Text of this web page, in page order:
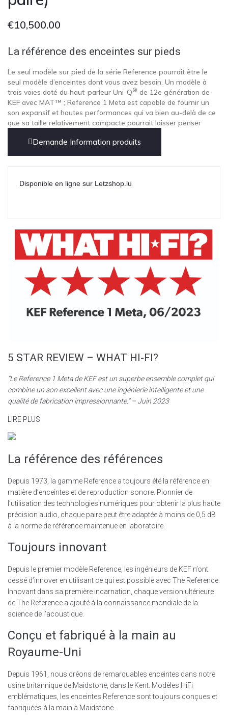
€10,500.00
La référence des enceintes sur pieds
Le seul modèle sur pied de la série Reference pourrait être le
seul modèle d’enceintes dont vous avez besoin. Un modèle à
trois voies doté du haut-parleur Uni-Q® de 12e génération de
KEF avec MAT™ ; Reference 1 Meta est capable de fournir un
son expansif et hautes performances qui va bien au-delà de ce
que sa taille relativement compacte pourrait laisser penser
Demande Information produits
Disponible en ligne sur Letzshop.lu
5 STAR REVIEW – WHAT HI-FI?
“Le Reference 1 Meta de KEF est un superbe ensemble complet qui
combine un son excellent avec une ingénierie intelligente et une
qualité de fabrication impressionnante.” – Juin 2023
LIRE PLUS
La référence des références
Depuis 1973, la gamme Reference a toujours été la référence en
matière d’enceintes et de reproduction sonore. Pionnier de
l’utilisation des technologies numériques pour obtenir la plus haute
précision audio, chaque paire peut être adaptée à moins de 0,5 dB
à la norme de référence maintenue en laboratoire.
Toujours innovant
Depuis le premier modèle Reference, les ingénieurs de KEF n’ont
cessé d’innover en utilisant ce qui est possible avec The Reference.
Innovant dans sa première incarnation, chaque version ultérieure
de The Reference a ajouté à la connaissance mondiale de la
science de l’acoustique.
Conçu et fabriqué à la main au
Royaume-Uni
Depuis 1961, nous créons de remarquables enceintes dans notre
usine britannique de Maidstone, dans le Kent. Modèles HiFi
emblématiques, les enceintes Reference sont toujours conçues et
fabriquées à la main à Maidstone.